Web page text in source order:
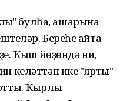
булһа, ашарына
Береһе ҡайта
Ҡыш йɵҙɵндə ни,
келəттəн ике "ярты"
Ҡырлы